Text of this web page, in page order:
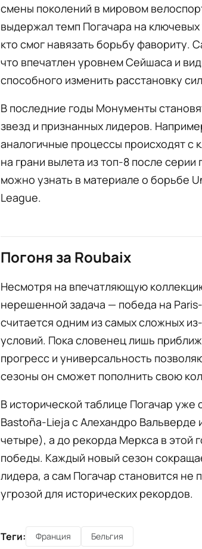
смены поколений в мировом
выдержал темп Погачара на
кто смог навязать борьбу фавориту.
что впечатлен уровнем Сейшаса и
способного изменить расстановку
В последние годы Монументы
звезд и признанных лидеров.
аналогичные процессы происходят с
на грани вылета из топ-8 после
можно узнать в материале о борьбе
League.
Погоня за Roubaix
Несмотря на впечатляющую
нерешенной задача — победа на
считается одним из самых сложных
условий. Пока словенец лишь
прогресс и универсальность
сезоны он сможет пополнить свою
В исторической таблице Погачар уже
Bastoña-Lieja с Алехандро
четыре), а до рекорда Меркса в этой
победы. Каждый новый сезон
лидера, а сам Погачар становится не
угрозой для исторических рекордов.
Теги: Франция Бельгия